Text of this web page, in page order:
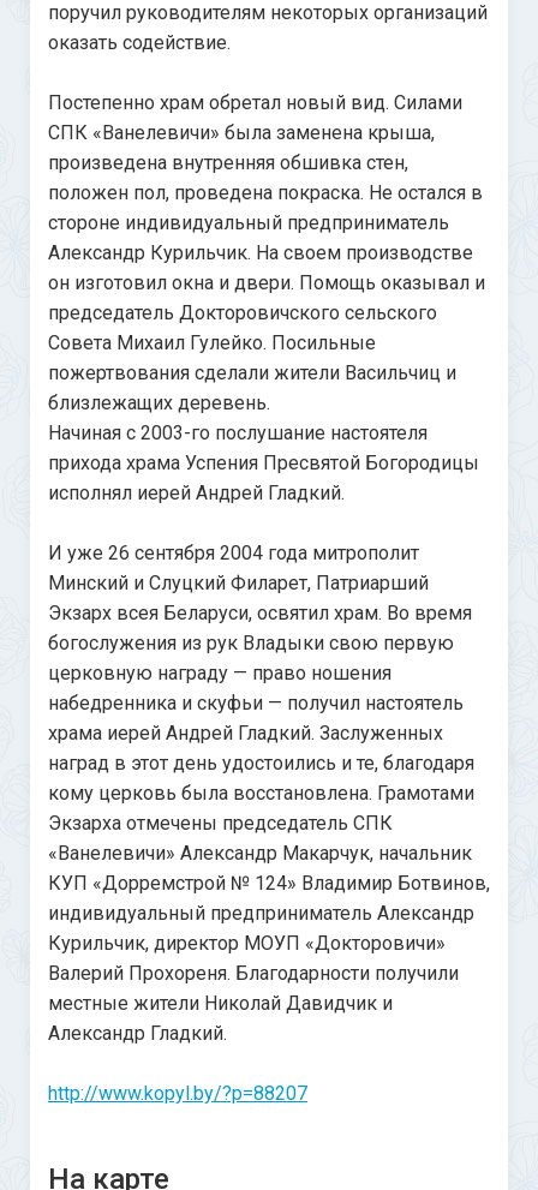
поручил руководителям некоторых организаций
оказать содействие.
Постепенно храм обретал новый вид. Силами
СПК «Ванелевичи» была заменена крыша,
произведена внутренняя обшивка стен,
положен пол, проведена покраска. Не остался в
стороне индивидуальный предприниматель
Александр Курильчик. На своем производстве
он изготовил окна и двери. Помощь оказывал и
председатель Докторовичского сельского
Совета Михаил Гулейко. Посильные
пожертвования сделали жители Васильчиц и
близлежащих деревень.
Начиная с 2003-го послушание настоятеля
прихода храма Успения Пресвятой Богородицы
исполнял иерей Андрей Гладкий.
И уже 26 сентября 2004 года митрополит
Минский и Слуцкий Филарет, Патриарший
Экзарх всея Беларуси, освятил храм. Во время
богослужения из рук Владыки свою первую
церковную награду — право ношения
набедренника и скуфьи — получил настоятель
храма иерей Андрей Гладкий. Заслуженных
наград в этот день удостоились и те, благодаря
кому церковь была восстановлена. Грамотами
Экзарха отмечены председатель СПК
«Ванелевичи» Александр Макарчук, начальник
КУП «Дорремстрой № 124» Владимир Ботвинов,
индивидуальный предприниматель Александр
Курильчик, директор МОУП «Докторовичи»
Валерий Прохореня. Благодарности получили
местные жители Николай Давидчик и
Александр Гладкий.
http://www.kopyl.by/?p=88207
На карте